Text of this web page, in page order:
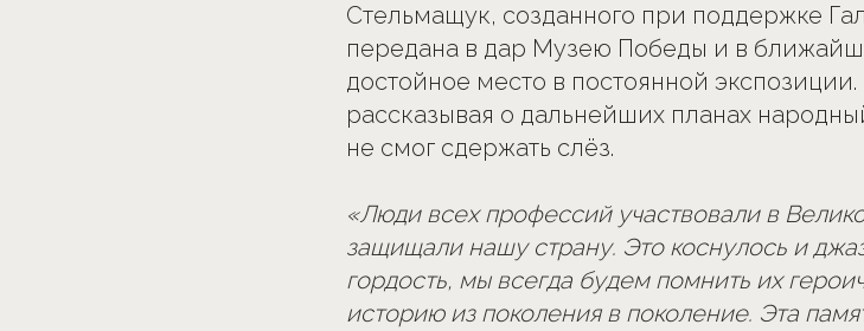
Стельмащук, созданного при поддержке
передана в дар Музею Победы и в
достойное место в постоянной
рассказывая о дальнейших планах
не смог сдержать слёз.
«Люди всех профессий участвовали в
защищали нашу страну. Это коснулось и
гордость, мы всегда будем помнить их
историю из поколения в поколение. Эта